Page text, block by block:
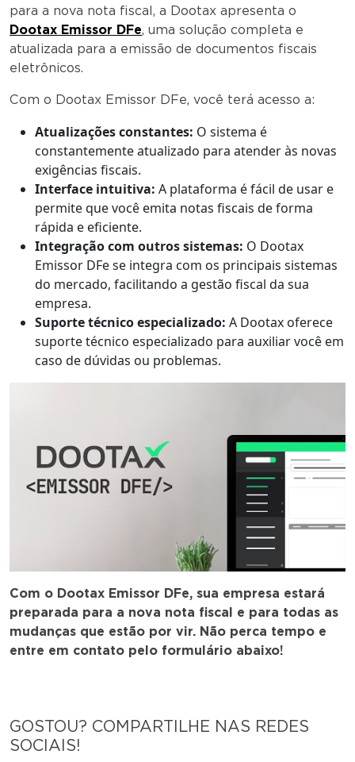
para a nova nota fiscal, a Dootax apresenta o
Dootax Emissor DFe, uma solução completa e
atualizada para a emissão de documentos fiscais
eletrônicos.
Com o Dootax Emissor DFe, você terá acesso a:
Atualizações constantes: O sistema é
constantemente atualizado para atender às novas
exigências fiscais.
Interface intuitiva: A plataforma é fácil de usar e
permite que você emita notas fiscais de forma
rápida e eficiente.
Integração com outros sistemas: O Dootax
Emissor DFe se integra com os principais sistemas
do mercado, facilitando a gestão fiscal da sua
empresa.
Suporte técnico especializado: A Dootax oferece
suporte técnico especializado para auxiliar você em
caso de dúvidas ou problemas.
Com o Dootax Emissor DFe, sua empresa estará
preparada para a nova nota fiscal e para todas as
mudanças que estão por vir. Não perca tempo e
entre em contato pelo formulário abaixo!
GOSTOU? COMPARTILHE NAS REDES
SOCIAIS!